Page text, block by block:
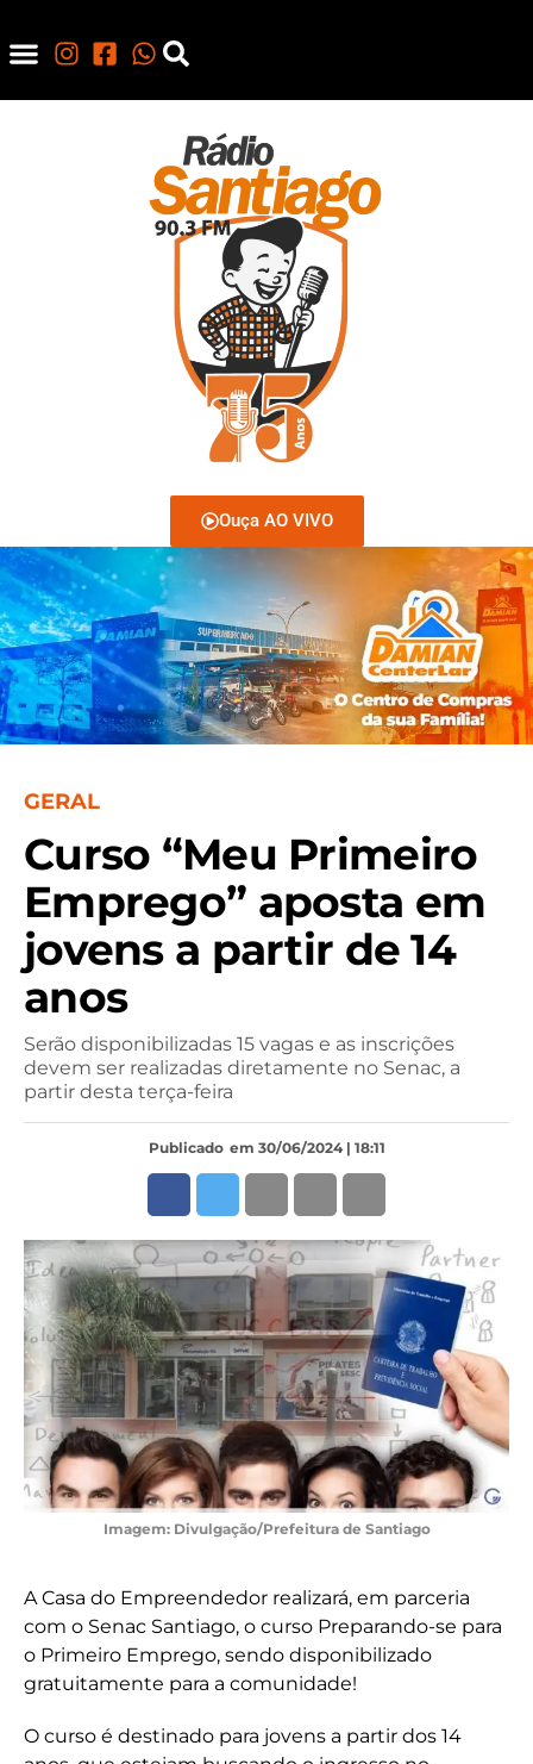
Ouça AO VIVO
GERAL
Curso “Meu Primeiro
Emprego” aposta em
jovens a partir de 14
anos
Serão disponibilizadas 15 vagas e as inscrições
devem ser realizadas diretamente no Senac, a
partir desta terça-feira
Publicado em 30/06/2024 | 18:11
Imagem: Divulgação/Prefeitura de Santiago
A Casa do Empreendedor realizará, em parceria
com o Senac Santiago, o curso Preparando-se para
o Primeiro Emprego, sendo disponibilizado
gratuitamente para a comunidade!
O curso é destinado para jovens a partir dos 14